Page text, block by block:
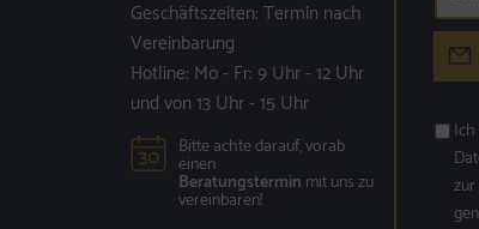
Geschäftszeiten: Termin nach
Vereinbarung
Hotline: Mo - Fr: 9 Uhr - 12 Uhr
und von 13 Uhr - 15 Uhr
Bitte achte darauf, vorab
einen
Beratungstermin mit uns zu
vereinbaren!